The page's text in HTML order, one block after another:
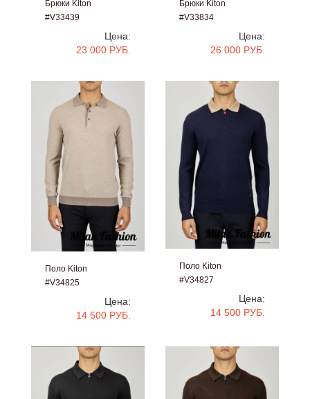
Брюки Kiton
#V33439
Цена:
23 000 РУБ.
Брюки Kiton
#V33834
Цена:
26 000 РУБ.
Поло Kiton
#V34825
Цена:
14 500 РУБ.
Поло Kiton
#V34827
Цена:
14 500 РУБ.